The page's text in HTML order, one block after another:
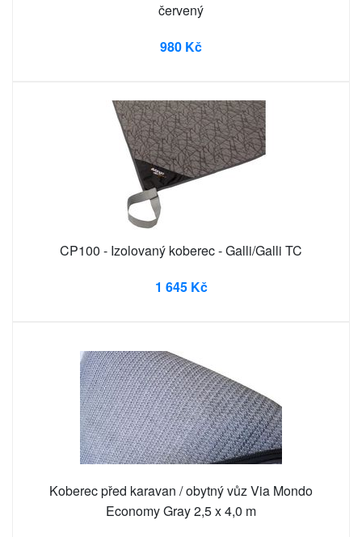
červený
980 Kč
CP100 - Izolovaný koberec - Galli/Galli TC
1 645 Kč
Koberec před karavan / obytný vůz Via Mondo
Economy Gray 2,5 x 4,0 m